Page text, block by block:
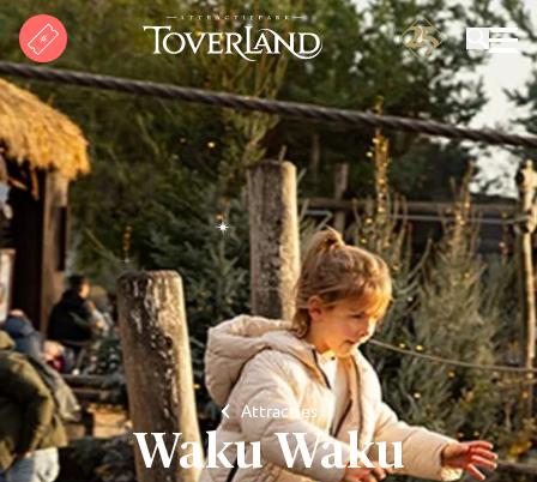
Zoeken
Attracties
Waku Waku